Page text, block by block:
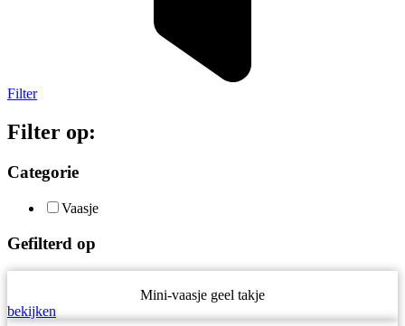
Filter
Filter op:
Categorie
Vaasje
Gefilterd op
Mini-vaasje geel takje
bekijken